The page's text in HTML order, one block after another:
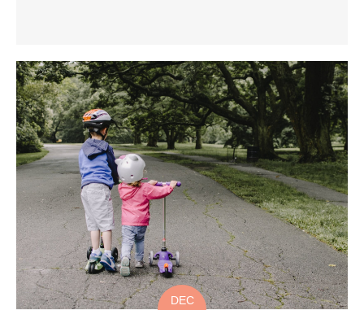
DEC